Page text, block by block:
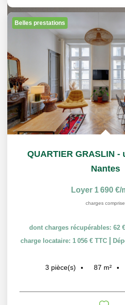
Belles prestations
QUARTIER GRASLIN -
Nantes
Loyer 1 690 €/
charges
dont charges récupérables: 62
charge locataire: 1 056 € TTC
3 pièce(s) 87 m²